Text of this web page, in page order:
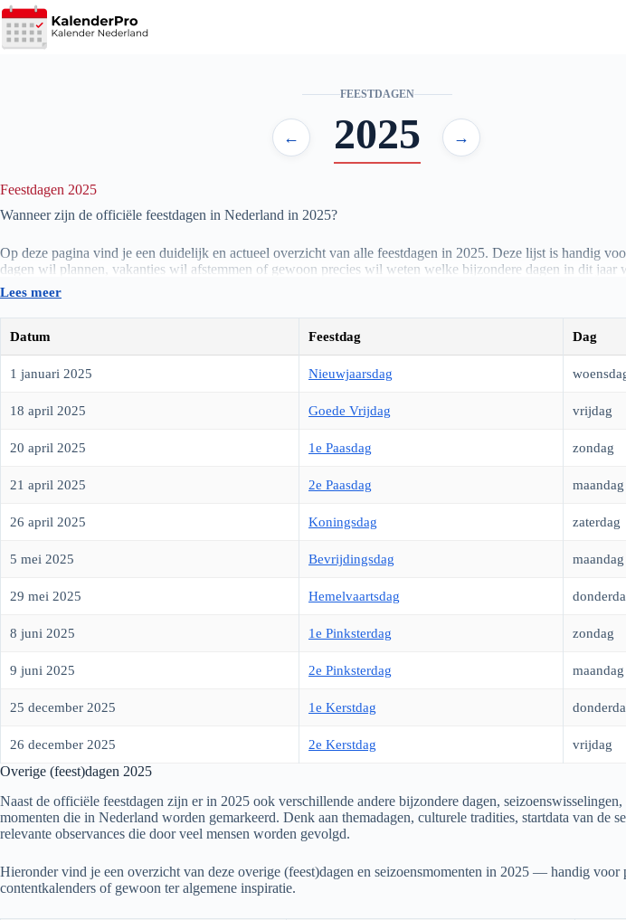
Ga
naar
de
FEESTDAGEN
← 2025 →
Feestdagen 2025
Wanneer zijn de officiële feestdagen in Nederland in 2025?
Op deze pagina vind je een duidelijk en actueel overzicht van alle feestdagen in 2025. Deze lijst is handig
dagen wil plannen, vakanties wil afstemmen of gewoon precies wil weten welke bijzondere dagen in dit jaar
Lees meer
Datum Feestdag Dag
1 januari 2025 Nieuwjaarsdag
18 april 2025 Goede Vrijdag vrijdag
20 april 2025 1e Paasdag zondag
21 april 2025 2e Paasdag maandag
26 april 2025 Koningsdag zaterdag
5 mei 2025 Bevrijdingsdag maandag
29 mei 2025 Hemelvaartsdag
8 juni 2025 1e Pinksterdag zondag
9 juni 2025 2e Pinksterdag maandag
25 december 2025 1e Kerstdag
26 december 2025 2e Kerstdag vrijdag
Overige (feest)dagen 2025
Naast de officiële feestdagen zijn er in 2025 ook verschillende andere bijzondere dagen,
momenten die in Nederland worden gemarkeerd. Denk aan themadagen, culturele tradities, startdata van de
relevante observances die door veel mensen worden gevolgd.
Hieronder vind je een overzicht van deze overige (feest)dagen en seizoensmomenten in 2025 — handig voor
contentkalenders of gewoon ter algemene inspiratie.